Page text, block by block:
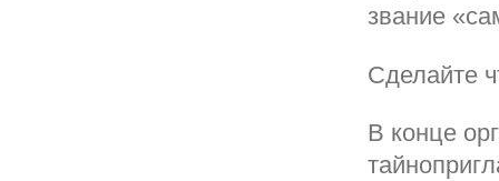
звание
Сделайте
В конце